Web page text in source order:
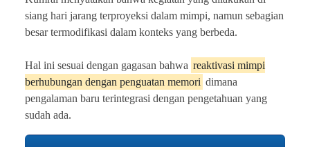
siang hari jarang terproyeksi dalam mimpi, namun sebagian
besar termodifikasi dalam konteks yang berbeda.
Hal ini sesuai dengan gagasan bahwa reaktivasi mimpi
berhubungan dengan penguatan memori dimana
pengalaman baru terintegrasi dengan pengetahuan yang
sudah ada.